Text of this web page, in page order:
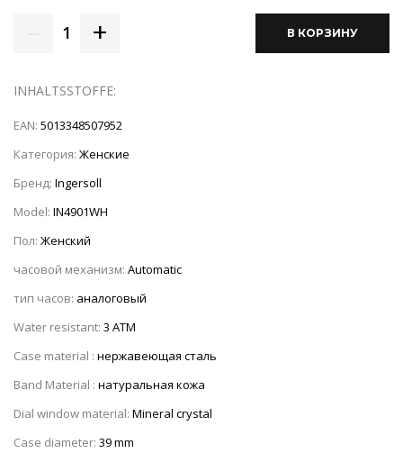
1 + В КОРЗИНУ
INHALTSSTOFFE:
EAN: 5013348507952
Категория: Женские
Бренд: Ingersoll
Model: IN4901WH
Пол: Женский
часовой механизм: Automatic
тип часов: аналоговый
Water resistant: 3 ATM
Case material : нержавеющая сталь
Band Material : натуральная кожа
Dial window material: Mineral crystal
Case diameter: 39 mm